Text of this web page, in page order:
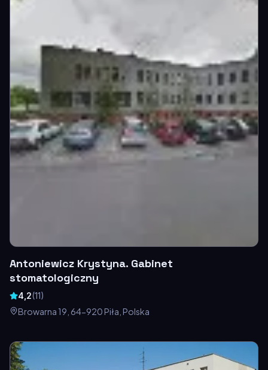
Antoniewicz Krystyna. Gabinet
stomatologiczny
4,2(11)
Browarna 19, 64-920 Piła, Polska